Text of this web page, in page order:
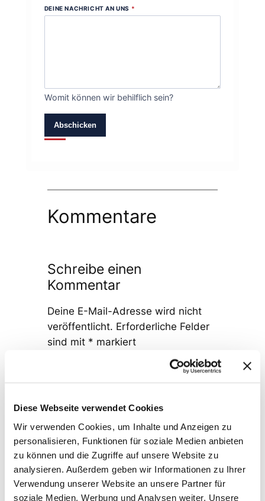
Diese Webseite verwendet Cookies
Wir verwenden Cookies, um Inhalte und Anzeigen zu
personalisieren, Funktionen für soziale Medien anbieten
zu können und die Zugriffe auf unsere Website zu
analysieren. Außerdem geben wir Informationen zu Ihrer
Verwendung unserer Website an unsere Partner für
soziale Medien, Werbung und Analysen weiter. Unsere
DEINE NACHRICHT AN UNS *
Womit können wir behilflich sein?
Abschicken
Kommentare
Schreibe einen
Kommentar
Deine E-Mail-Adresse wird nicht
veröffentlicht. Erforderliche Felder
sind mit * markiert
Name*